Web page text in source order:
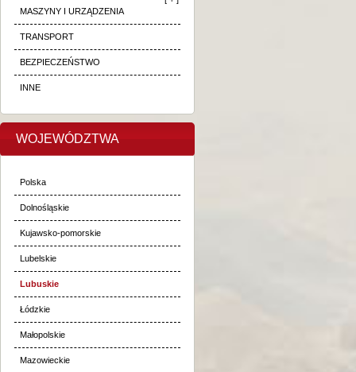
MASZYNY I URZĄDZENIA
TRANSPORT
BEZPIECZEŃSTWO
INNE
WOJEWÓDZTWA
Polska
Dolnośląskie
Kujawsko-pomorskie
Lubelskie
Lubuskie
Łódzkie
Małopolskie
Mazowieckie